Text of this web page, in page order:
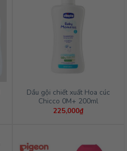
Dầu gội chiết xuất Hoa cúc
Chicco 0M+ 200ml
225,000₫